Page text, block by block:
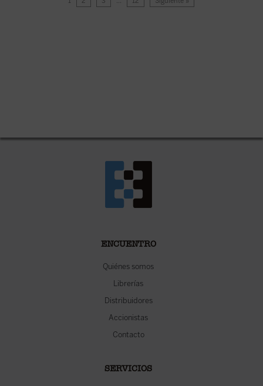
ENCUENTRO
Quiénes somos
Librerías
Distribuidores
Accionistas
Contacto
SERVICIOS